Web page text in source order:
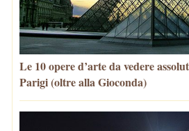
Le 10 opere d’arte da vedere
Parigi (oltre alla Gioconda)